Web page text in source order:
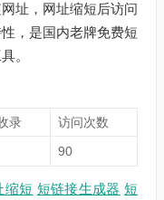
址，网址缩短后访问
，是国内老牌免费短
。
录 访问次数
90
缩短 短链接生成器 短